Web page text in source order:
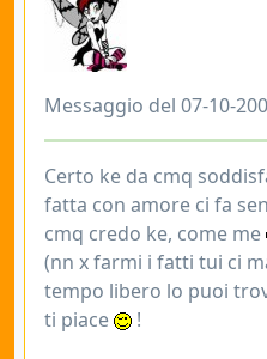
Messaggio del 07-10-
Certo ke da cmq
fatta con amore ci fa
cmq credo ke, come me
(nn x farmi i fatti tui ci
tempo libero lo puoi
ti piace
!